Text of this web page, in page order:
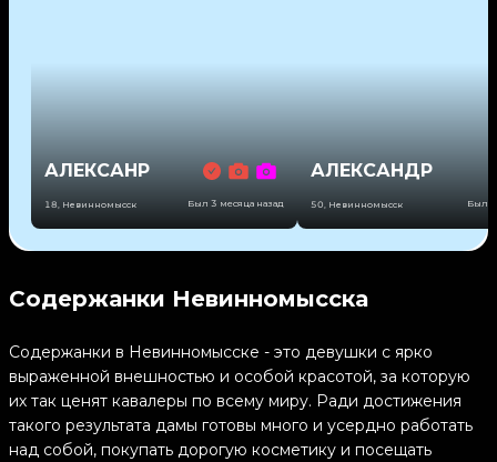
АЛЕКСАНР
18 Невинномысск Был 3 месяца назад
АЛЕКСАНДР
50 Невинномысск Был 2
Содержанки Невинномысска
Содержанки в Невинномысске - это девушки с ярко
выраженной внешностью и особой красотой, за которую
их так ценят кавалеры по всему миру. Ради достижения
такого результата дамы готовы много и усердно работать
над собой, покупать дорогую косметику и посещать